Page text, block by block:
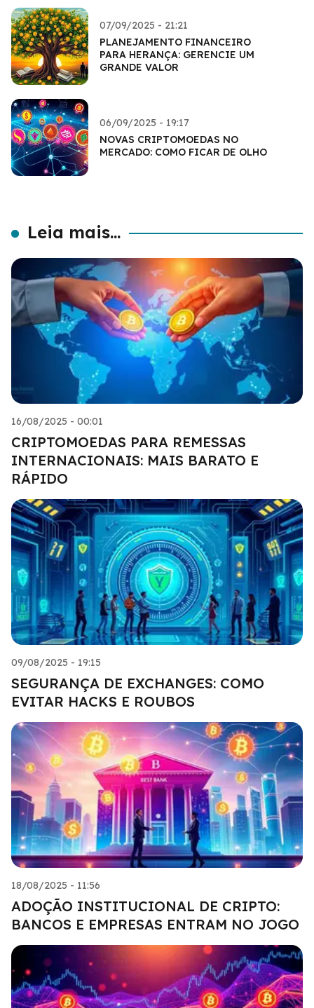
07/09/2025 - 21:21
PLANEJAMENTO FINANCEIRO
PARA HERANÇA: GERENCIE UM
GRANDE VALOR
06/09/2025 - 19:17
NOVAS CRIPTOMOEDAS NO
MERCADO: COMO FICAR DE OLHO
Leia mais...
16/08/2025 - 00:01
CRIPTOMOEDAS PARA REMESSAS
INTERNACIONAIS: MAIS BARATO E
RÁPIDO
09/08/2025 - 19:15
SEGURANÇA DE EXCHANGES: COMO
EVITAR HACKS E ROUBOS
18/08/2025 - 11:56
ADOÇÃO INSTITUCIONAL DE CRIPTO:
BANCOS E EMPRESAS ENTRAM NO JOGO